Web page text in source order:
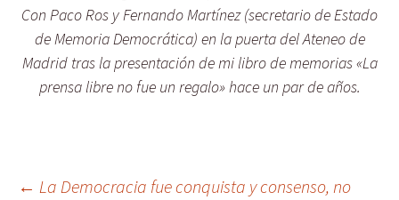
Con Paco Ros y Fernando Martínez (secretario de Estado
de Memoria Democrática) en la puerta del Ateneo de
Madrid tras la presentación de mi libro de memorias «La
prensa libre no fue un regalo» hace un par de años.
← La Democracia fue conquista y consenso, no